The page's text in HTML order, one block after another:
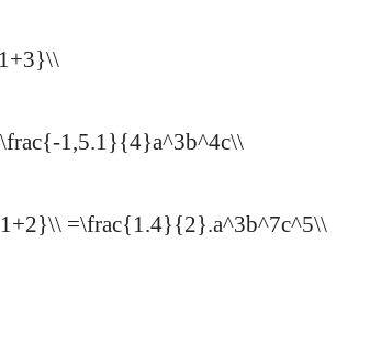
1,5.1}{4}a^3b^4c\\
=\frac{1.4}{2}.a^3b^7c^5\\